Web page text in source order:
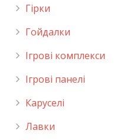
Гірки
Гойдалки
Ігрові комплекси
Ігрові панелі
Каруселі
Лавки